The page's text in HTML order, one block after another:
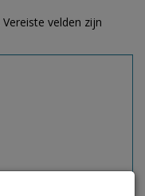
Vereiste velden zijn